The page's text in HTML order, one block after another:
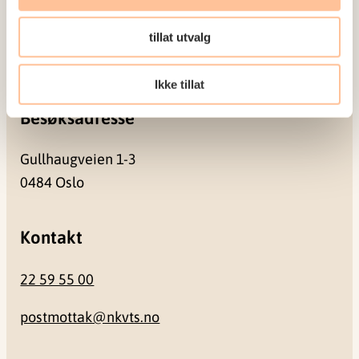
tillat utvalg
Ikke tillat
0409 Oslo
Besøksadresse
Gullhaugveien 1-3
0484 Oslo
Kontakt
22 59 55 00
postmottak@nkvts.no